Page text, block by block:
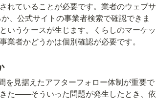
れていることが必要です。業者のウェブサ
、公式サイトの事業者検索で確認できま
いうケースが生じます。くらしのマーケッ
業者かどうかは個別確認が必要です。
を見据えたアフターフォロー体制が重要で
た——そういった問題が発生したとき、依